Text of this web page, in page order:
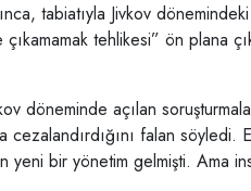
tabiatıyla Jivkov
tehlikesi” ön plana
döneminde açılan
cezalandırdığını falan söyledi.
yeni bir yönetim gelmişti. Ama